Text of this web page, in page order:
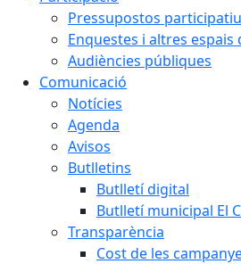
Pressupostos
Enquestes i altres
Audiències públiques
Comunicació
Notícies
Agenda
Avisos
Butlletins
Butlletí digital
Butlletí municipal El
Transparència
Cost de les